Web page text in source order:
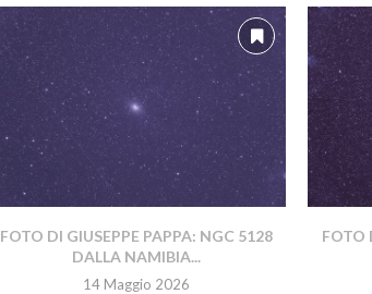
FOTO DI GIUSEPPE PAPPA: NGC 5128
DALLA NAMIBIA...
14 Maggio 2026
FOTO